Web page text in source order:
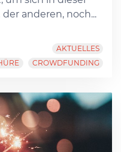
anderen, noch...
AKTUELLES
CROWDFUNDING